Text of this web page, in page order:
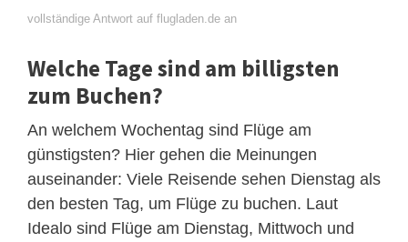
vollständige Antwort auf flugladen.de an
Welche Tage sind am billigsten
zum Buchen?
An welchem Wochentag sind Flüge am
günstigsten? Hier gehen die Meinungen
auseinander: Viele Reisende sehen Dienstag als
den besten Tag, um Flüge zu buchen. Laut
Idealo sind Flüge am Dienstag, Mittwoch und